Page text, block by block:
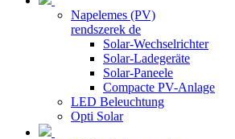
Napelemes (PV)
rendszerek de
Solar-Wechselrichter
Solar-Ladegeräte
Solar-Paneele
Compacte PV-Anlage
LED Beleuchtung
Opti Solar